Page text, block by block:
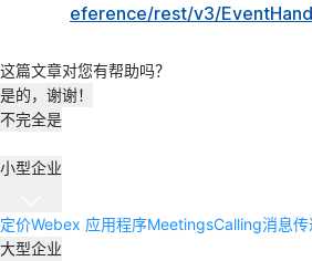
eference/rest/v3/
这篇文章对您有帮助吗？
是的，谢谢！
不完全是
小型企业
定价Webex 应用程序MeetingsCalling消息传
大型企业